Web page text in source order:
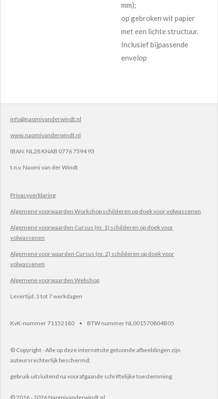
mm);
op gebroken wit papier
met een lichte structuur.
Inclusief bijpassende
envelop
info@naomivanderwindt.nl
www.naomivanderwindt.nl
IBAN: NL28 KNAB 0776 7594 93
t.n.v. Naomi van der Windt
Privacyverklaring
Algemene voorwaarden Workshop schilderen op doek voor volwassenen
Algemene voorwaarden Cursus (nr. 1) schilderen op doek voor
volwassenen
Algemene voor waarden Cursus (nr. 2) schilderen op doek voor
volwassenen
Algemene voorwaarden Webshop
Levertijd: 3 tot 7 werkdagen
KvK-nummer 71152180 • BTW nummer NL001570804B05
© Copyright - Alle op deze internetsite getoonde afbeeldingen zijn
auteursrechterlijk beschermd;
gebruik uitsluitend na voorafgaande schriftelijke toestemming.
© 2016 - 2026 Naomivanderwindt.nl